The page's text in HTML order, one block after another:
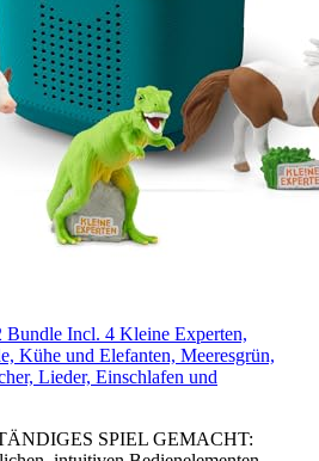
Bundle Incl. 4 Kleine Experten,
Kühe und Elefanten, Meeresgrün,
Lieder, Einschlafen und
SPIEL GEMACHT: